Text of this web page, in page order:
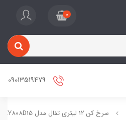
0
سرخ کن 12 لیتری تفال مدل EY808D15